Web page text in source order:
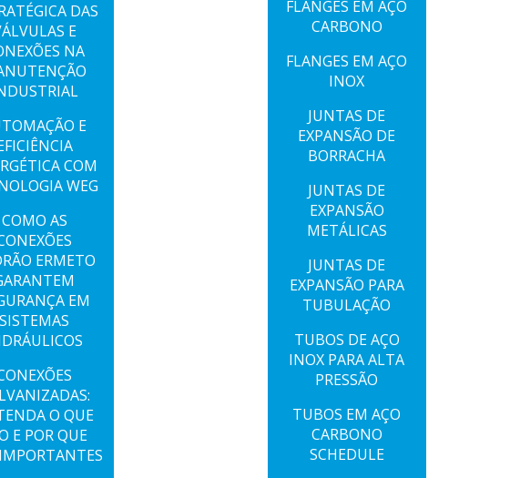
DAS
E
NA
E
COM
WEG
COMO AS
ERMETO
EM
SISTEMAS
O QUE
E POR QUE
FLANGES EM AÇO
CARBONO
FLANGES EM AÇO
INOX
JUNTAS DE
EXPANSÃO DE
BORRACHA
JUNTAS DE
EXPANSÃO
METÁLICAS
JUNTAS DE
EXPANSÃO PARA
TUBULAÇÃO
TUBOS DE AÇO
INOX PARA ALTA
PRESSÃO
TUBOS EM AÇO
CARBONO
SCHEDULE